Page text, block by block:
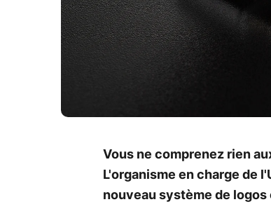
Vous ne comprenez rien
L'organisme en charge de
nouveau système de